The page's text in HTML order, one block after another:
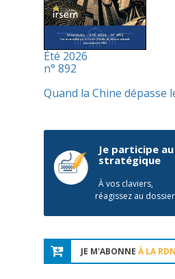
Été 2026
n° 892
Quand la Chine dépasse
Je participe
stratégique
À vos claviers,
réagissez au
JE M'ABONNE À LA RDN